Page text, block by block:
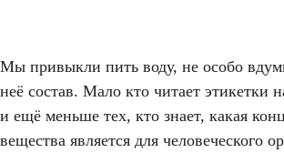
Мы привыкли пить воду, не особо
неё состав. Мало кто читает этикетки
и ещё меньше тех, кто знает, какая
вещества является для человеческого